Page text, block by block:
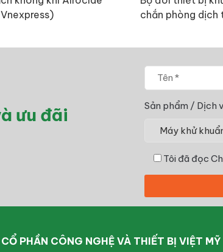
chắn phòng dịch
ưu đãi Sản phẩm / Dịch
Tôi đã đọc
PHẦN CÔNG NGHỆ VÀ THIẾT BỊ VIỆT MỸ